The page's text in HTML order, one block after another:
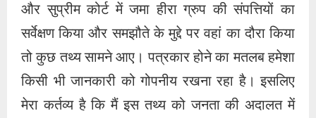
और सुप्रीम कोर्ट में जमा हीरा ग्रुप की संपत्तियों का
सर्वेक्षण किया और समझौते के मुद्दे पर वहां का दौरा किया
तो कुछ तथ्य सामने आए। पत्रकार होने का मतलब हमेशा
किसी भी जानकारी को गोपनीय रखना रहा है। इसलिए
मेरा कर्तव्य है कि मैं इस तथ्य को जनता की अदालत में